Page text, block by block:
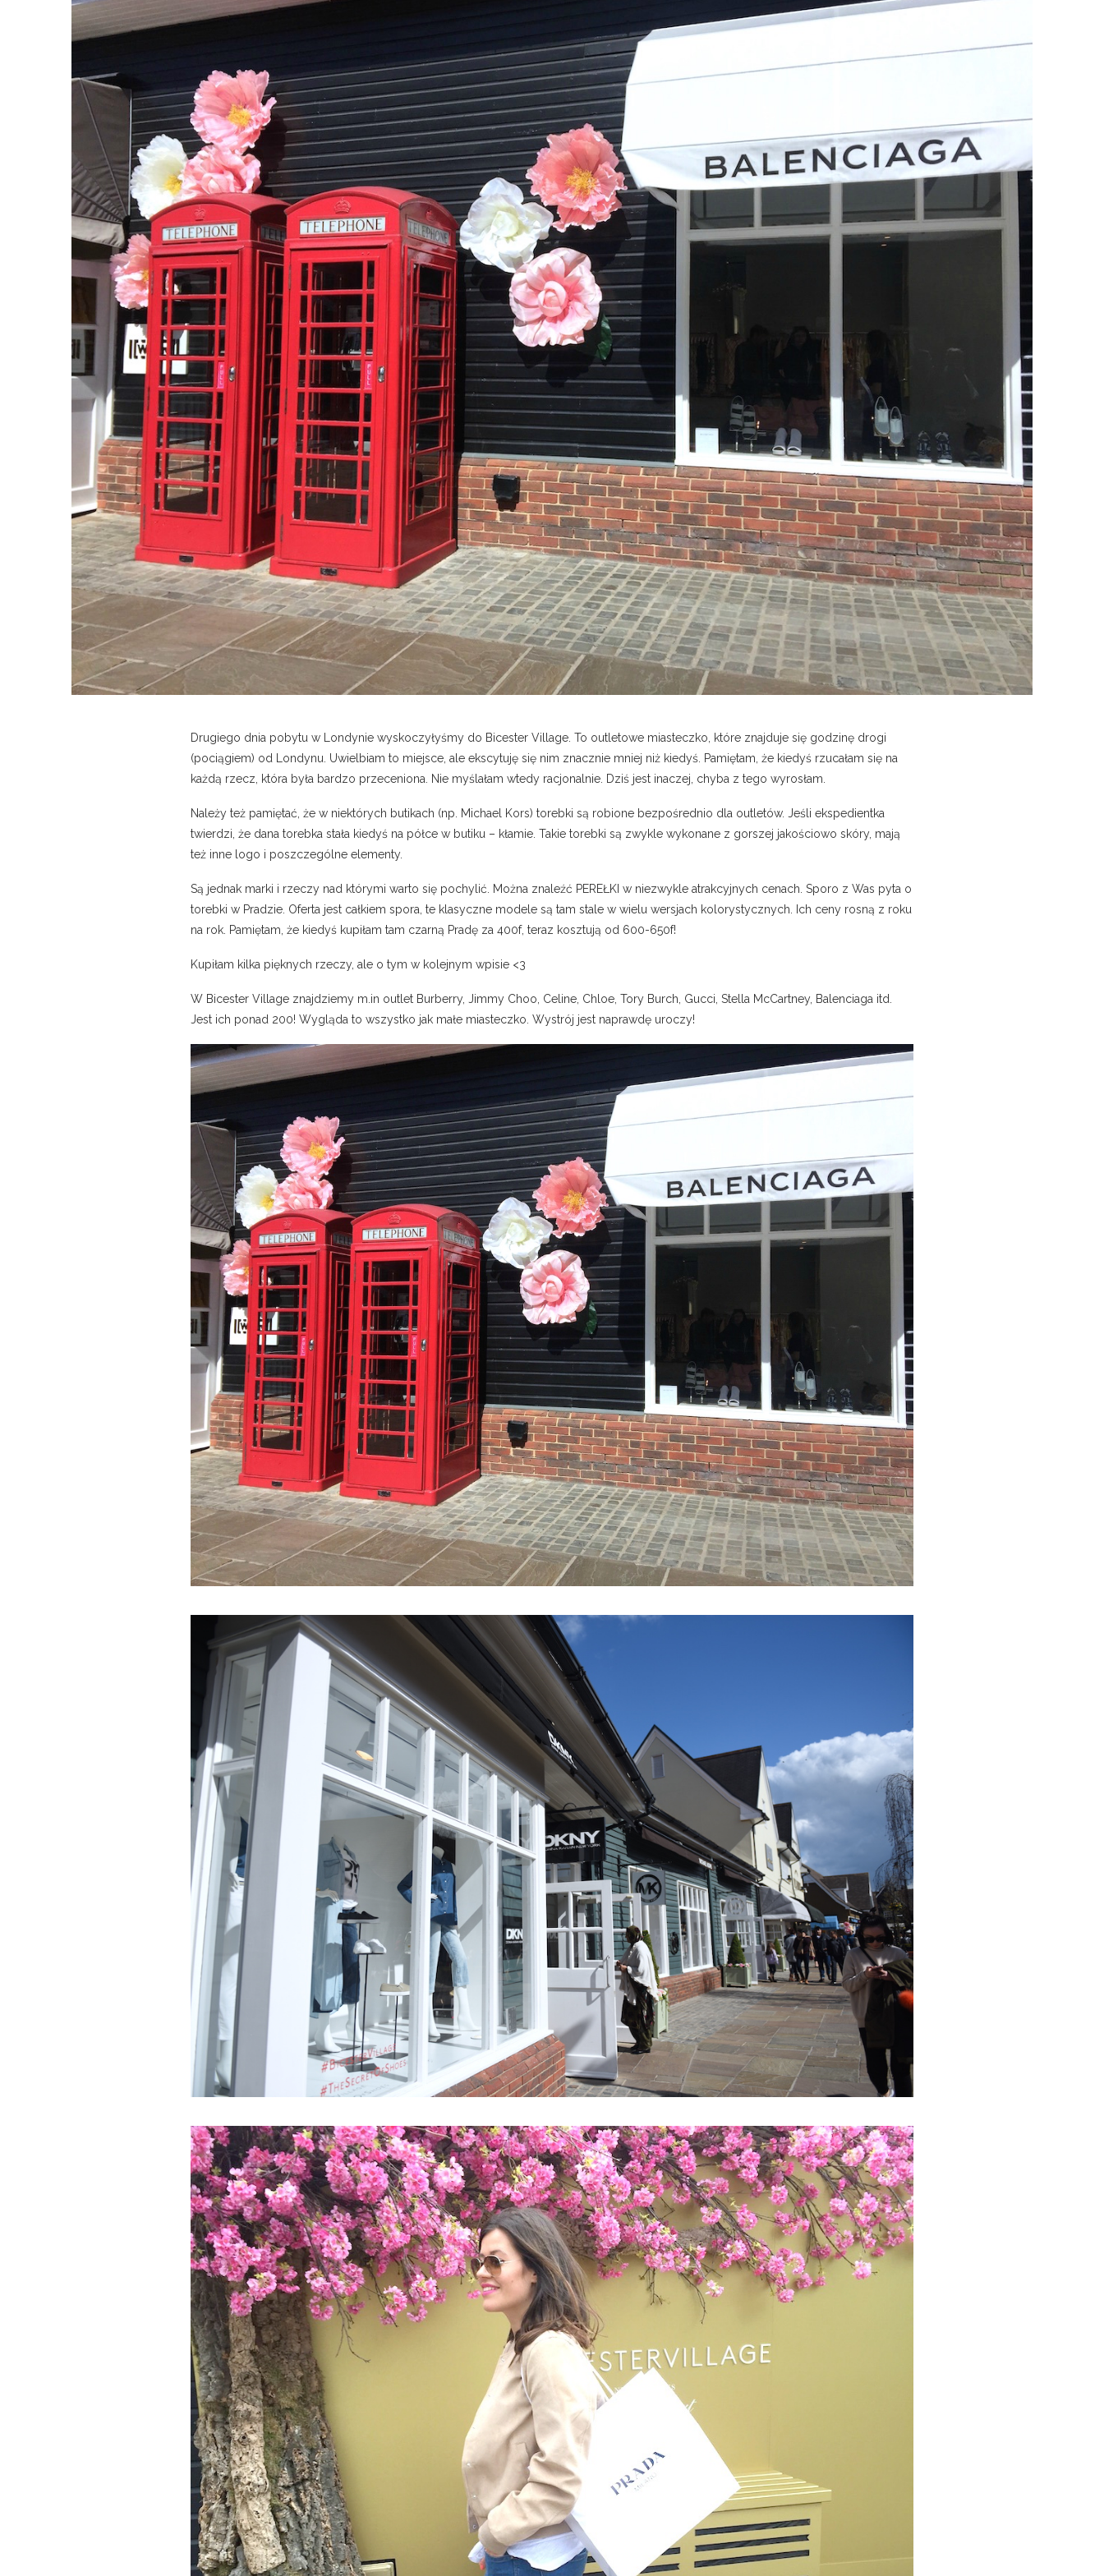
Drugiego dnia pobytu w Londynie wyskoczyłyśmy do Bicester Village. To outletowe miasteczko, które znajduje się godzinę drogi
(pociągiem) od Londynu. Uwielbiam to miejsce, ale ekscytuję się nim znacznie mniej niż kiedyś. Pamiętam, że kiedyś rzucałam się na
każdą rzecz, która była bardzo przeceniona. Nie myślałam wtedy racjonalnie. Dziś jest inaczej, chyba z tego wyrosłam.
Należy też pamiętać, że w niektórych butikach (np. Michael Kors) torebki są robione bezpośrednio dla outletów. Jeśli ekspedientka
twierdzi, że dana torebka stała kiedyś na półce w butiku – kłamie. Takie torebki są zwykle wykonane z gorszej jakościowo skóry, mają
też inne logo i poszczególne elementy.
Są jednak marki i rzeczy nad którymi warto się pochylić. Można znaleźć PEREŁKI w niezwykle atrakcyjnych cenach. Sporo z Was pyta o
torebki w Pradzie. Oferta jest całkiem spora, te klasyczne modele są tam stale w wielu wersjach kolorystycznych. Ich ceny rosną z roku
na rok. Pamiętam, że kiedyś kupiłam tam czarną Pradę za 400f, teraz kosztują od 600-650f!
Kupiłam kilka pięknych rzeczy, ale o tym w kolejnym wpisie <3
W Bicester Village znajdziemy m.in outlet Burberry, Jimmy Choo, Celine, Chloe, Tory Burch, Gucci, Stella McCartney, Balenciaga itd.
Jest ich ponad 200! Wygląda to wszystko jak małe miasteczko. Wystrój jest naprawdę uroczy!